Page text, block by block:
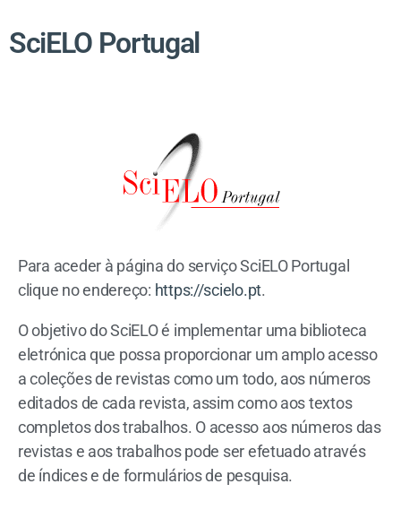
SciELO Portugal
Para aceder à página do serviço SciELO Portugal
clique no endereço: https://scielo.pt.
O objetivo do SciELO é implementar uma biblioteca
eletrónica que possa proporcionar um amplo acesso
a coleções de revistas como um todo, aos números
editados de cada revista, assim como aos textos
completos dos trabalhos. O acesso aos números das
revistas e aos trabalhos pode ser efetuado através
de índices e de formulários de pesquisa.